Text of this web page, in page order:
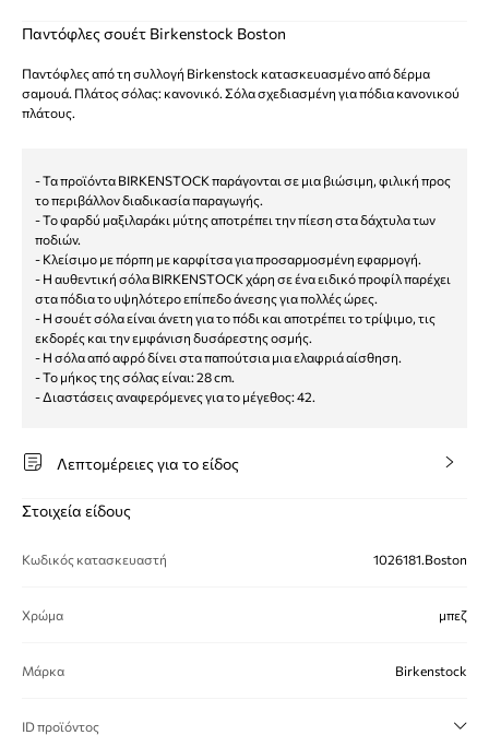
Παντόφλες σουέτ Birkenstock Boston
Παντόφλες από τη συλλογή Birkenstock κατασκευασμένο από δέρμα
σαμουά. Πλάτος σόλας: κανονικό. Σόλα σχεδιασμένη για πόδια κανονικού
πλάτους.
- Τα προϊόντα BIRKENSTOCK παράγονται σε μια βιώσιμη, φιλική προς
το περιβάλλον διαδικασία παραγωγής.
- Το φαρδύ μαξιλαράκι μύτης αποτρέπει την πίεση στα δάχτυλα των
ποδιών.
- Κλείσιμο με πόρπη με καρφίτσα για προσαρμοσμένη εφαρμογή.
- Η αυθεντική σόλα BIRKENSTOCK χάρη σε ένα ειδικό προφίλ παρέχει
στα πόδια το υψηλότερο επίπεδο άνεσης για πολλές ώρες.
- Η σουέτ σόλα είναι άνετη για το πόδι και αποτρέπει το τρίψιμο, τις
εκδορές και την εμφάνιση δυσάρεστης οσμής.
- Η σόλα από αφρό δίνει στα παπούτσια μια ελαφριά αίσθηση.
- Το μήκος της σόλας είναι: 28 cm.
- Διαστάσεις αναφερόμενες για το μέγεθος: 42.
Λεπτομέρειες για το είδος
Στοιχεία είδους
Κωδικός κατασκευαστή 1026181.Boston
Χρώμα μπεζ
Μάρκα Birkenstock
ID προϊόντος